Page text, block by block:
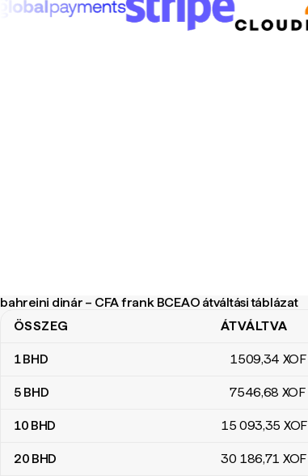
bahreini dinár – CFA frank BCEAO átváltási táblázat
bahreini dinár – CFA frank BCEAO átváltási táblázat
ÖSSZEG ÁTVÁLTVA
1BHD 1509,34 XOF
5 BHD 7546,68 XOF
10 BHD 15 093,35 XOF
20 BHD 30 186,71 XOF